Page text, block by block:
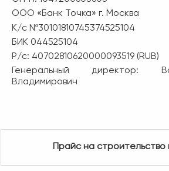
ООО «Банк Точка» г. Москва
К/с Nº30101810745374525104
БИК 044525104
P/c: 40702810620000093519 (RUB)
Генеральный директор:
Владимирович
Прайс на